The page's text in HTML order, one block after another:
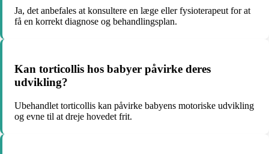
Ja, det anbefales at konsultere en læge eller fysioterapeut for at
få en korrekt diagnose og behandlingsplan.
Kan torticollis hos babyer påvirke deres
udvikling?
Ubehandlet torticollis kan påvirke babyens motoriske udvikling
og evne til at dreje hovedet frit.